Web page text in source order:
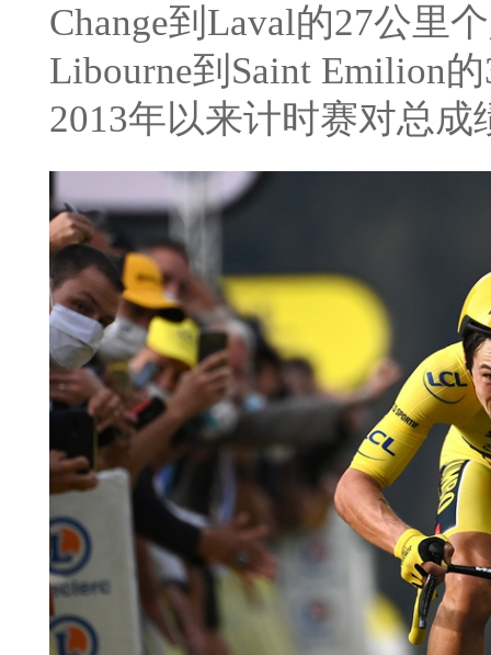
Change到Laval的27公里
Libourne到Saint Emilion
2013年以来计时赛对总